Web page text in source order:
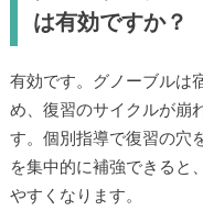
は有効ですか？
有効です。グノーブルは
め、復習のサイクルが崩
す。個別指導で復習の穴
を集中的に補強できると
やすくなります。